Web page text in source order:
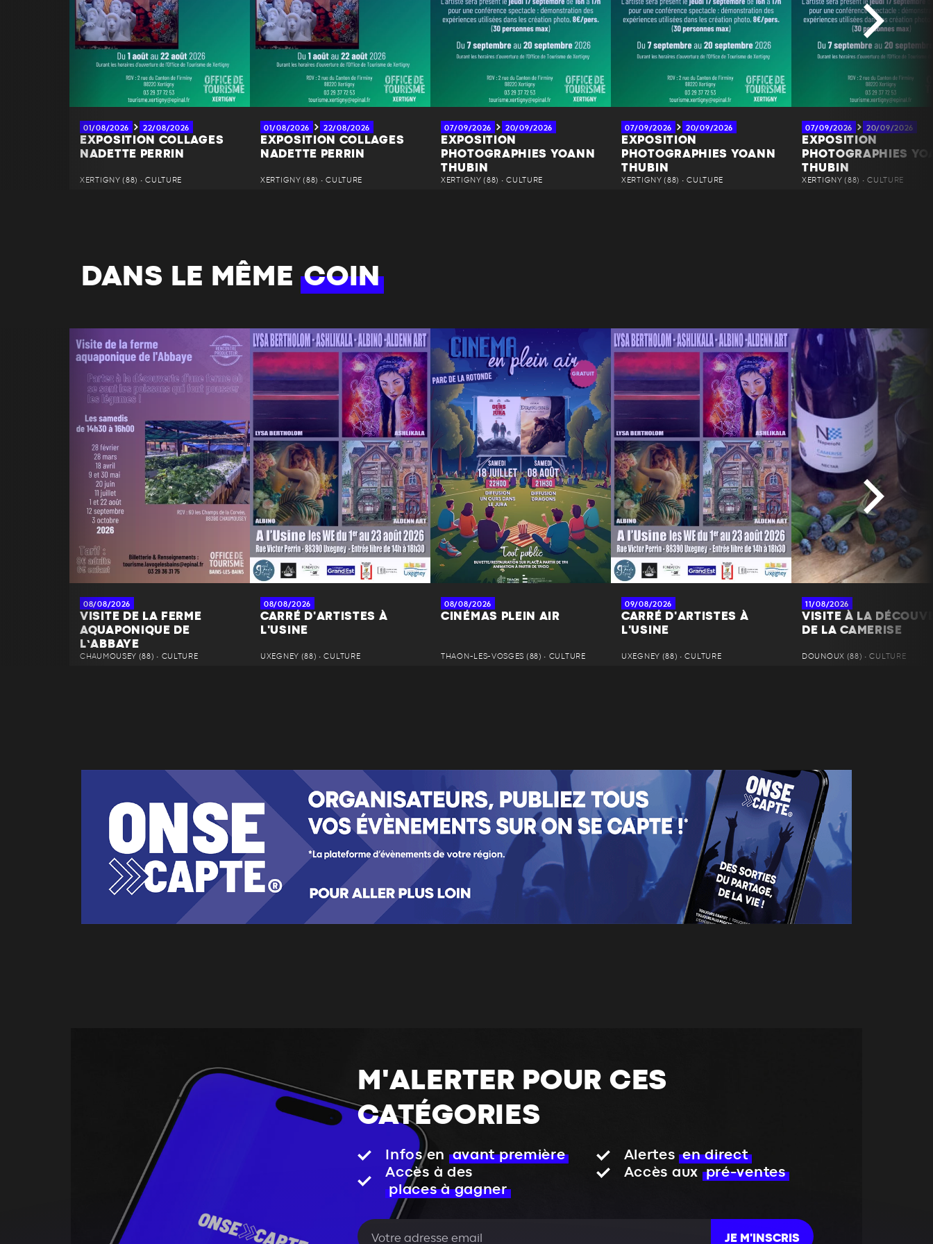
01/08/2026 22/08/2026
EXPOSITION COLLAGES
NADETTE PERRIN
XERTIGNY (88) • CULTURE
01/08/2026 22/08/2026
EXPOSITION COLLAGES
NADETTE PERRIN
XERTIGNY (88) • CULTURE
07/09/2026 20/09/2026
EXPOSITION
PHOTOGRAPHIES YOANN
THUBIN
XERTIGNY (88) • CULTURE
07/09/2026 20/09/2026
EXPOSITION
PHOTOGRAPHIES YOANN
THUBIN
XERTIGNY (88) • CULTURE
07/09/2026 20/09/2026
EXPOSITION
PHOTOGRAPHIES
THUBIN
XERTIGNY (88) • CULTURE
DANS LE MÊMECOIN
08/08/2026
VISITE DE LA FERME
AQUAPONIQUE DE
L’ABBAYE
CHAUMOUSEY (88) • CULTURE
08/08/2026
CARRÉ D'ARTISTES À
L'USINE
UXEGNEY (88) • CULTURE
08/08/2026
CINÉMAS PLEIN AIR
THAON-LES-VOSGES (88) • CULTURE
09/08/2026
CARRÉ D'ARTISTES À
L'USINE
UXEGNEY (88) • CULTURE
11/08/2026
VISITE À LA
DE LA CAMERISE
DOUNOUX (88) • CULTURE
M'ALERTER POUR CES
CATÉGORIES
Infos en avant première Alertes en direct
Accès à des
places à gagner
Accès aux pré-ventes
JE M'INSCRIS